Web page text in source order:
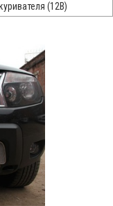
(12В)